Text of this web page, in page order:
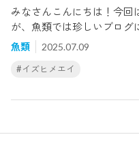
みなさんこんにちは！今回
が、魚類では珍しいブログ
日！！ということで、6月1
3尾のイズヒメエイが2歳
誕生日ケーキを作ろうと思
た。それがこちら！シシャ
ではないですからね！毎月
魚類 2025.07.09
#イズヒメエイ